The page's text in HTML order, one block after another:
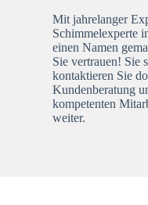
Mit jahrelanger
Schimmelexperte
einen Namen
Sie vertrauen! Sie
kontaktieren Sie
Kundenberatung
kompetenten
weiter.